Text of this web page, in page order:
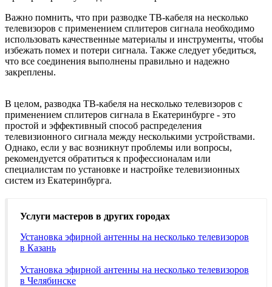
Важно помнить, что при разводке ТВ-кабеля на несколько
телевизоров с применением сплитеров сигнала необходимо
использовать качественные материалы и инструменты, чтобы
избежать помех и потери сигнала. Также следует убедиться,
что все соединения выполнены правильно и надежно
закреплены.
В целом, разводка ТВ-кабеля на несколько телевизоров с
применением сплитеров сигнала в Екатеринбурге - это
простой и эффективный способ распределения
телевизионного сигнала между несколькими устройствами.
Однако, если у вас возникнут проблемы или вопросы,
рекомендуется обратиться к профессионалам или
специалистам по установке и настройке телевизионных
систем из Екатеринбурга.
Услуги мастеров в других городах
Установка эфирной антенны на несколько телевизоров
в Казань
Установка эфирной антенны на несколько телевизоров
в Челябинске